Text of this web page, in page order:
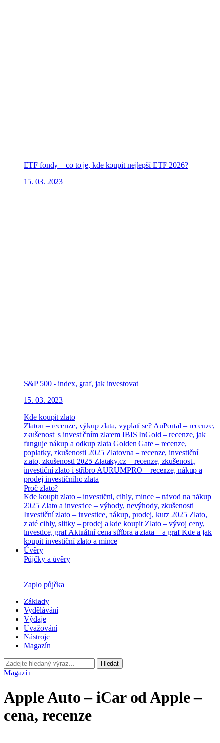
ETF fondy – co to je, kde koupit nejlepší ETF 2026?
15. 03. 2023
S&P 500 - index, graf, jak investovat
15. 03. 2023
Kde koupit zlato
Zlaton – recenze, výkup zlata, vyplatí se? AuPortal – recenze,
zkušenosti s investičním zlatem IBIS InGold – recenze, jak
funguje nákup a odkup zlata Golden Gate – recenze,
poplatky, zkušenosti 2025 Zlatovna – recenze, investiční
zlato, zkušenosti 2025 Zlataky.cz – recenze, zkušenosti,
investiční zlato i stříbro AURUMPRO – recenze, nákup a
prodej investičního zlata
Proč zlato?
Kde koupit zlato – investiční, cihly, mince – návod na nákup
2025 Zlato a investice – výhody, nevýhody, zkušenosti
Investiční zlato – investice, nákup, prodej, kurz 2025 Zlato,
zlaté cihly, slitky – prodej a kde koupit Zlato – vývoj ceny,
investice, grafAktuální cena stříbra a zlata – a grafKde a jak
koupit investiční zlato a mince
Úvěry
Půjčky a úvěry
Zaplo půjčka
Základy
Vydělávání
Výdaje
Uvažování
Nástroje
Magazín
Hledat
Magazín
Apple Auto – iCar od Apple –
cena, recenze